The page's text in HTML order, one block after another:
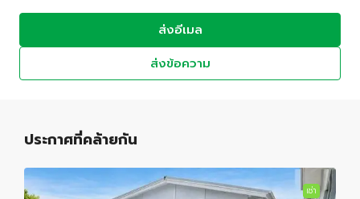
ส่งอีเมล
ส่งข้อความ
ประกาศที่คล้ายกัน
เช่า